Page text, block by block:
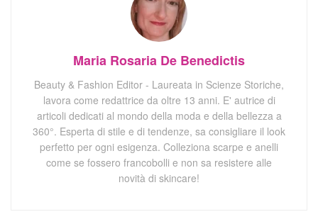
Maria Rosaria De Benedictis
Beauty & Fashion Editor - Laureata in Scienze Storiche,
lavora come redattrice da oltre 13 anni. E' autrice di
articoli dedicati al mondo della moda e della bellezza a
360°. Esperta di stile e di tendenze, sa consigliare il look
perfetto per ogni esigenza. Colleziona scarpe e anelli
come se fossero francobolli e non sa resistere alle
novità di skincare!